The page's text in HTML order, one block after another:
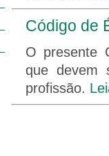
Código de
O presente
que devem
profissão.